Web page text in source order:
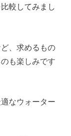
較してみまし
、求めるもの
も楽しみです
なウォーター